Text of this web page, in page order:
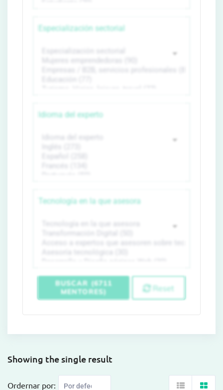
Especialización sectorial
Idioma del experto
Tecnología en la que asesora
BUSCAR (6711
MENTORES)
Reset
Showing the single result
Ordernar por: